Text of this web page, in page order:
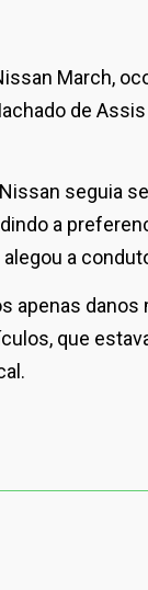
March,
de
seguia
a
a
apenas danos
que